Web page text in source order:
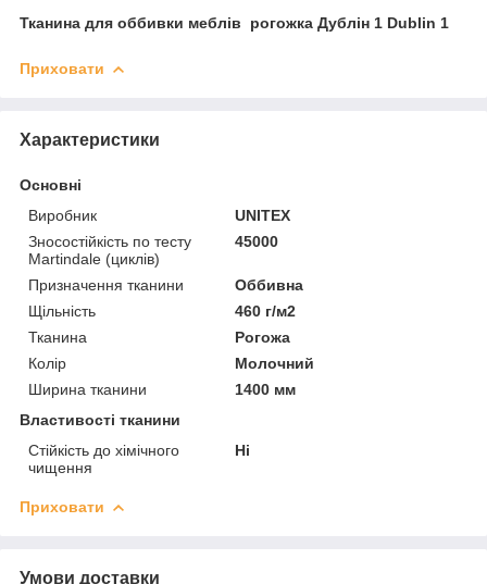
Тканина для оббивки меблів рогожка Дублін 1 Dublin 1
Приховати
Характеристики
Основні
Виробник
UNITEX
Зносостійкість по тесту
Martindale (циклів)
45000
Призначення тканини
Оббивна
Щільність
460 г/м2
Тканина
Рогожа
Колір
Молочний
Ширина тканини
1400 мм
Властивості тканини
Стійкість до хімічного
чищення
Ні
Приховати
Умови доставки